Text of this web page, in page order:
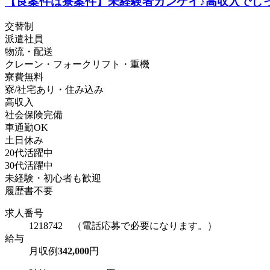
交替制
派遣社員
物流・配送
クレーン・フォークリフト・重機
寮費無料
寮/社宅あり・住み込み
高収入
社会保険完備
車通勤OK
土日休み
20代活躍中
30代活躍中
未経験・初心者も歓迎
履歴書不要
求人番号
1218742 （電話応募で必要になります。）
給与
月収例342,000円